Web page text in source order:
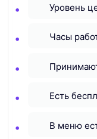
Уровень
Часы
Есть
В меню